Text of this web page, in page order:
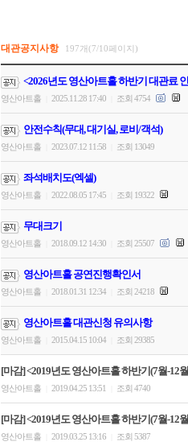
대관공지사항 197개(7/10페이지)
<2026년도 영산아트홀 하반기 대관료
영산아트홀 2025.11.28 17:40 조회 4754
안전수칙(무대, 대기실, 로비/객석)
영산아트홀 2023.07.12 11:58 조회 13049
좌석배치도(엑셀)
영산아트홀 2022.08.05 17:45 조회 19322
무대크기
영산아트홀 2018.09.12 14:30 조회 25507
영산아트홀 공연진행확인서
영산아트홀 2018.01.31 12:34 조회 24218
영산아트홀 대관신청 유의사항
영산아트홀 2015.04.15 10:04 조회 29385
[마감] <2019년도 영산아트홀 하반기(7월-12
영산아트홀 2019.04.25 13:51 조회 4740
[마감] <2019년도 영산아트홀 하반기(7월-12
영산아트홀 2019.03.25 13:16 조회 5387